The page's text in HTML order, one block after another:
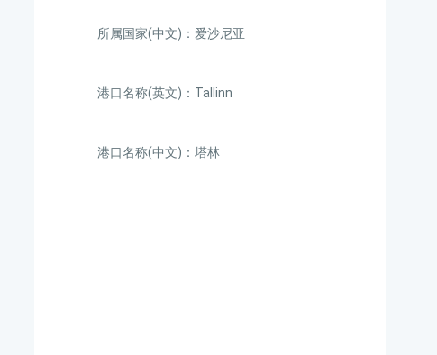
所属国家(中文)：爱沙尼亚
港口名称(英文)：Tallinn
港口名称(中文)：塔林